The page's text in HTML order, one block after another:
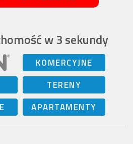
w 3 sekundy
KOMERCYJNE
TERENY
APARTAMENTY